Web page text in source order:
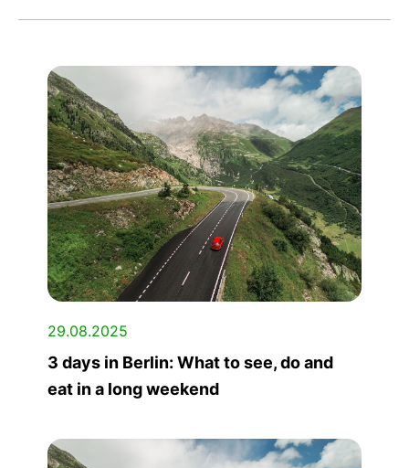
29.08.2025
3 days in Berlin: What to see, do and
eat in a long weekend